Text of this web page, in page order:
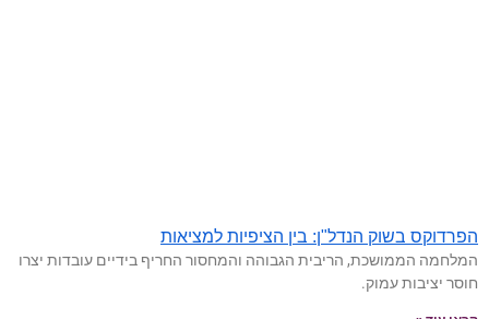
הפרדוקס בשוק הנדל"ן: בין הציפיות למציאות
המלחמה הממושכת, הריבית הגבוהה והמחסור החריף בידיים עובדות יצרו
חוסר יציבות עמוק.